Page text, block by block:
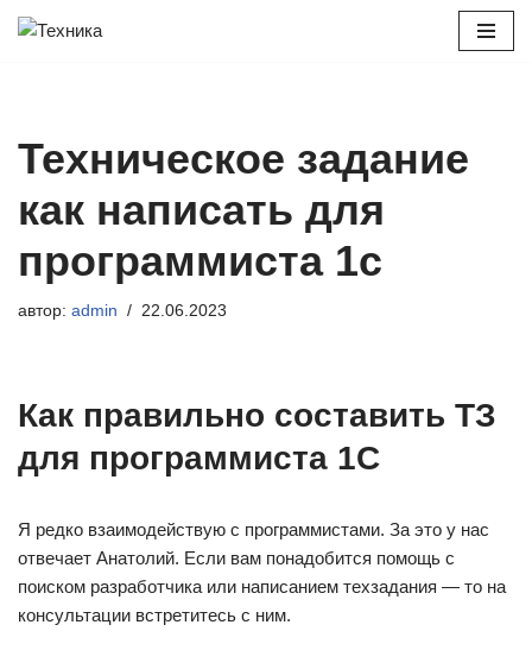
Техническое задание
как написать для
программиста 1с
автор: admin 22.06.2023
Как правильно составить ТЗ
для программиста 1С
Я редко взаимодействую с программистами. За это у нас
отвечает Анатолий. Если вам понадобится помощь с
поиском разработчика или написанием техзадания — то на
консультации встретитесь с ним.